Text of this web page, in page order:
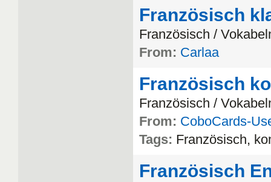
Französisch
Französisch /
From: Carlaa
Französisch
Französisch /
From: CoboCards-
Tags: Französisch,
Französisch